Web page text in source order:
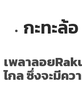
กะทะล้อ
เพลาลอย
ไกลซึ่งจะมีคว